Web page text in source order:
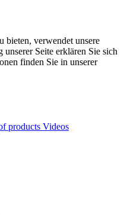
bieten, verwendet unsere
Seite erklären Sie sich
finden Sie in unserer
products Videos